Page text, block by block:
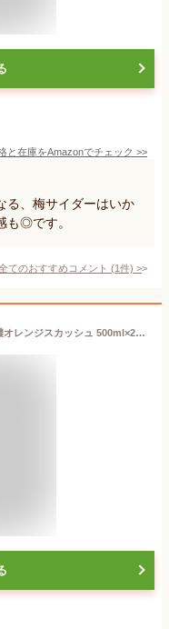
と在庫をAmazonでチェック >>
る、梅サイダーはいか
も◎です。
てのおすすめコメント (1件) >
三ツ矢サイダー アサヒ飲料 三ツ矢特濃オレンジスカッシュ 500ml×24本 [サイダー]